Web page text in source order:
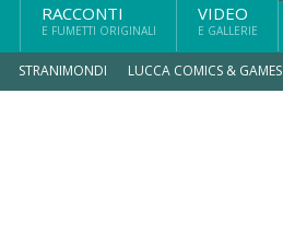
RACCONTI
E FUMETTI ORIGINALI
VIDEO
E GALLERIE
STRANIMONDI LUCCA COMICS & GAMES